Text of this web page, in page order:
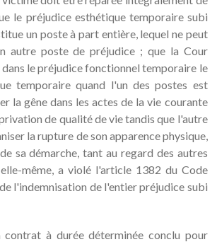
le préjudice esthétique temporaire subi
un poste à part entière, lequel ne peut
autre poste de préjudice ; que la Cour
dans le préjudice fonctionnel temporaire le
temporaire quand l'un des postes est
la gêne dans les actes de la vie courante
de qualité de vie tandis que l'autre
la rupture de son apparence physique,
sa démarche, tant au regard des autres
même, a violé l'article 1382 du Code
l'indemnisation de l'entier préjudice subi
contrat à durée déterminée conclu pour